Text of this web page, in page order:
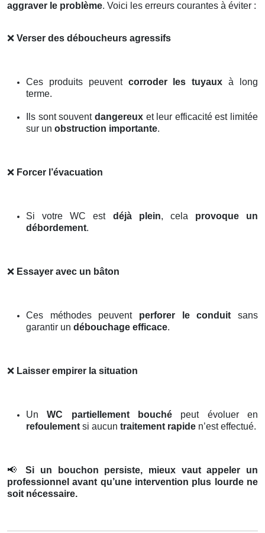
aggraver le problème. Voici les erreurs courantes à éviter :
❌ Verser des déboucheurs agressifs
Ces produits peuvent corroder les tuyaux à long
terme.
Ils sont souvent dangereuxet leur efficacité est limitée
sur un obstruction importante.
❌ Forcer l’évacuation
Si votre WC est déjà plein, cela provoque un
débordement.
❌ Essayer avec un bâton
Ces méthodes peuvent perforer le conduit sans
garantir un débouchage efficace.
❌ Laisser empirer la situation
UnWC partiellement bouché peut évoluer en
refoulement si aucun traitement rapide n’est effectué.
📢
Si un bouchon persiste, mieux vaut appeler un
professionnel avant qu’une intervention plus lourde ne
soit nécessaire.